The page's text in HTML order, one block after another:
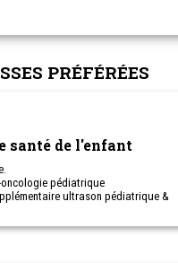
PRÉFÉRÉES
santé de l'enfant
oncologie pédiatrique
ultrason pédiatrique &